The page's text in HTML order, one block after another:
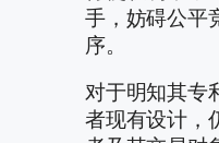
手，妨碍公平
序。
对于明知其专
者现有设计，